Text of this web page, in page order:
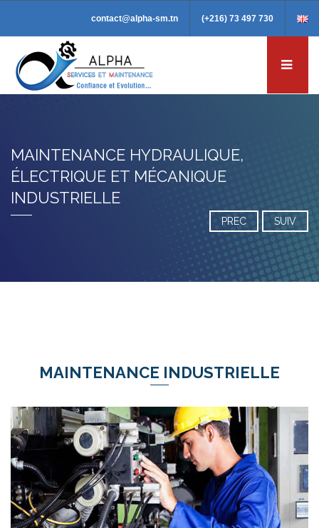
contact@alpha-sm.tn (+216) 73 497 730
MAINTENANCE HYDRAULIQUE,
ÉLECTRIQUE ET MÉCANIQUE
INDUSTRIELLE
PREC SUIV
MAINTENANCE INDUSTRIELLE